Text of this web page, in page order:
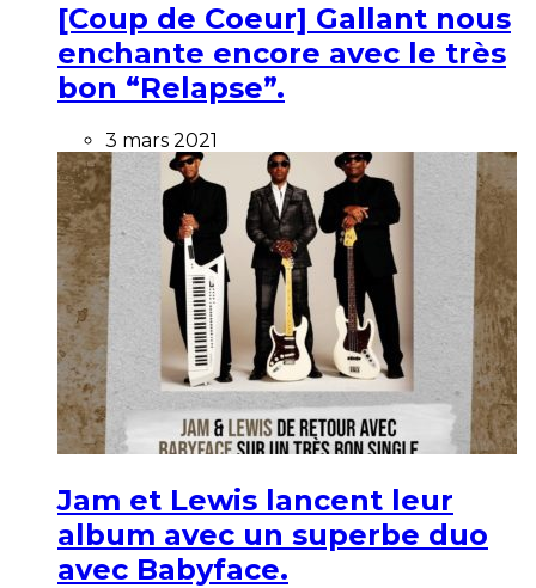
[Coup de Coeur] Gallant nous
enchante encore avec le très
bon “Relapse”.
3 mars 2021
Jam et Lewis lancent leur
album avec un superbe duo
avec Babyface.